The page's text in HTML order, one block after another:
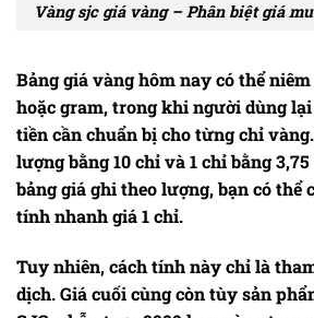
Vàng sjc giá vàng – Phân biệt giá
Bảnggiá vàng hôm naycó thể
hoặc gram, trong khi người dùng
tiền cần chuẩn bị cho từng chỉ
lượng bằng 10 chỉ và 1 chỉ bằng
bảng giá ghi theo lượng, bạn có thể
tính nhanh giá 1 chỉ.
Tuy nhiên, cách tính này chỉ là
dịch. Giá cuối cùng còn tùy sản